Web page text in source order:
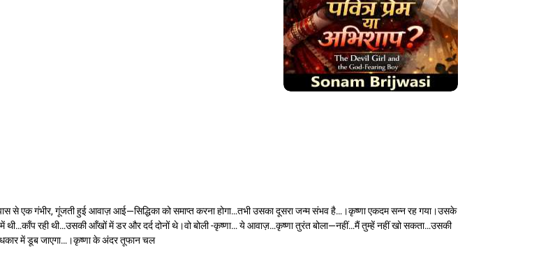
से एक गंभीर, गूंजती हुई आवाज़ आई—सिद्धिका को समाप्त करना होगा…तभी उसका दूसरा जन्म संभव है…।कृष्णा एकदम सन्न रह गया।उसके
रही थी…उसकी आँखों में डर और दर्द दोनों थे।वो बोली -कृष्णा… ये आवाज़…कृष्णा तुरंत बोला—नहीं…मैं तुम्हें नहीं खो सकता…उसकी
में डूब जाएगा…।कृष्णा के अंदर तूफान चल